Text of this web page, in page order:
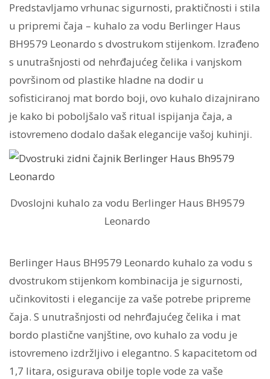
Predstavljamo vrhunac sigurnosti, praktičnosti i stila
u pripremi čaja – kuhalo za vodu Berlinger Haus
BH9579 Leonardo s dvostrukom stijenkom. Izrađeno
s unutrašnjosti od nehrđajućeg čelika i vanjskom
površinom od plastike hladne na dodir u
sofisticiranoj mat bordo boji, ovo kuhalo dizajnirano
je kako bi poboljšalo vaš ritual ispijanja čaja, a
istovremeno dodalo dašak elegancije vašoj kuhinji.
Dvoslojni kuhalo za vodu Berlinger Haus BH9579
Leonardo
Berlinger Haus BH9579 Leonardo kuhalo za vodu s
dvostrukom stijenkom kombinacija je sigurnosti,
učinkovitosti i elegancije za vaše potrebe pripreme
čaja. S unutrašnjosti od nehrđajućeg čelika i mat
bordo plastične vanjštine, ovo kuhalo za vodu je
istovremeno izdržljivo i elegantno. S kapacitetom od
1,7 litara, osigurava obilje tople vode za vaše